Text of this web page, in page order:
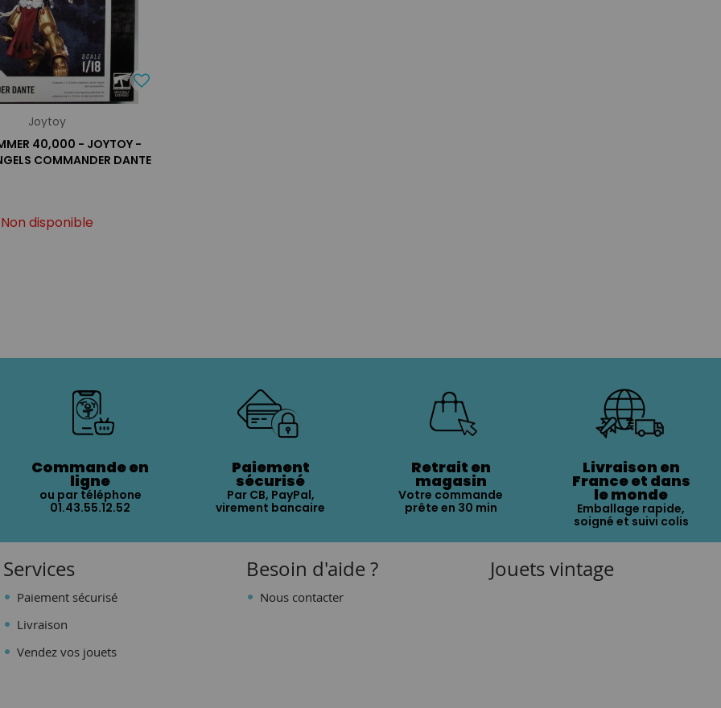
Joytoy
40,000 - JOYTOY -
COMMANDER DANTE
Non disponible
Commande en
ligne
ou par téléphone
01.43.55.12.52
Paiement
sécurisé
Par CB, PayPal,
virement bancaire
Retrait en
magasin
Votre commande
prête en 30 min
Livraison en
France et dans
le monde
Emballage rapide,
soigné et suivi colis
Services
Paiement sécurisé
Livraison
Vendez vos jouets
Besoin d'aide ?
Nous contacter
Jouets vintage